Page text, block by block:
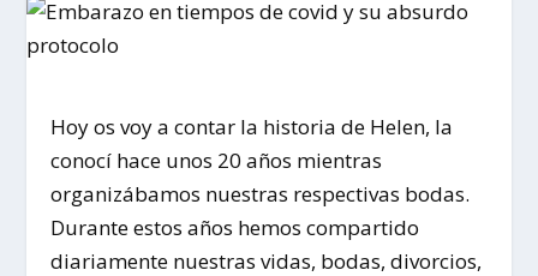
Hoy os voy a contar la historia de Helen, la
conocí hace unos 20 años mientras
organizábamos nuestras respectivas bodas.
Durante estos años hemos compartido
diariamente nuestras vidas, bodas, divorcios,